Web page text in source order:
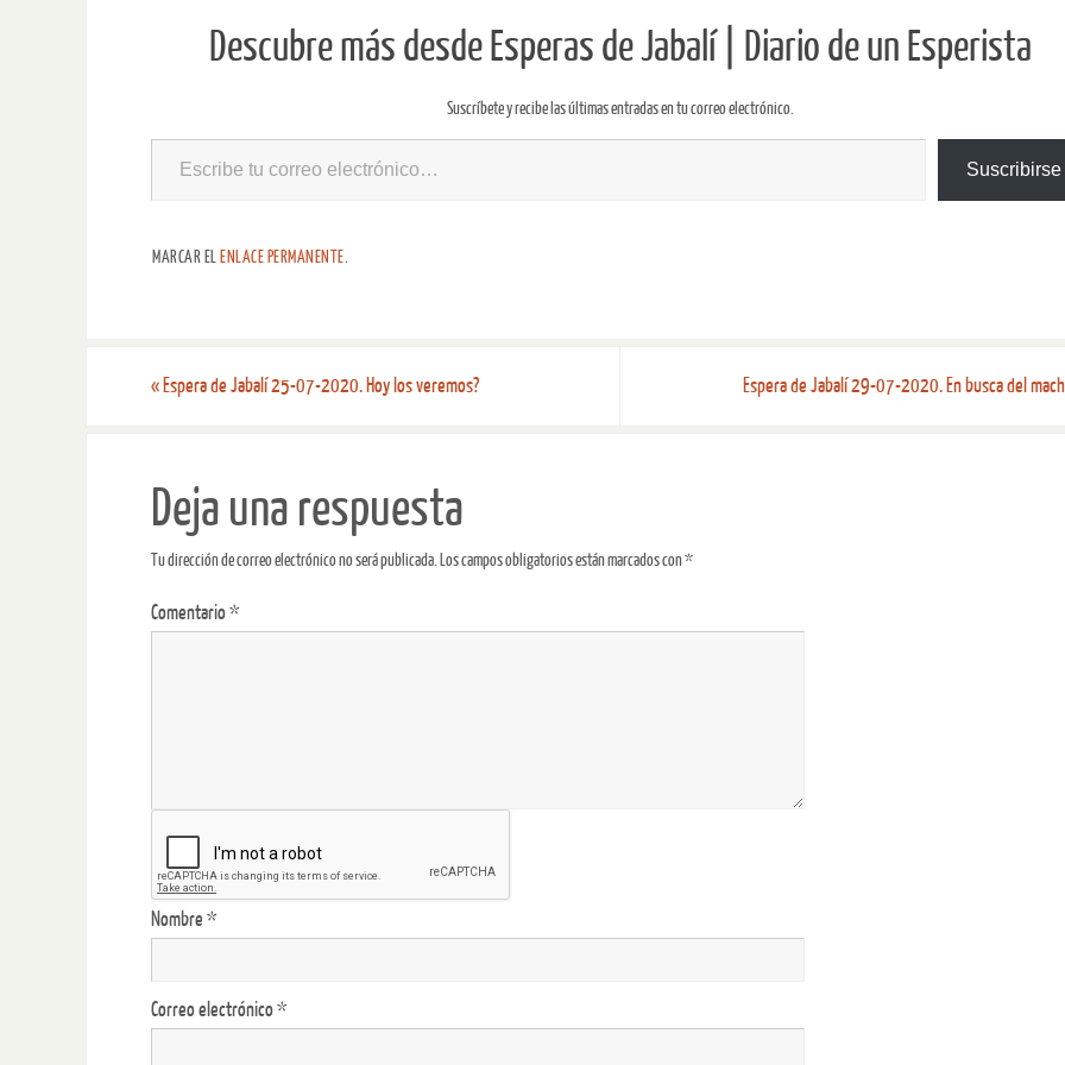
Descubre más desde Esperas de Jabalí | Diario de un Esperista
Suscríbete y recibe las últimas entradas en tu correo electrónico.
Suscribirse
MARCAR EL ENLACE PERMANENTE
« Espera de Jabalí 25-07-2020. Hoy los veremos? Espera de Jabalí 29-07-2020. En busca del
Deja una respuesta
Tu dirección de correo electrónico no será publicada. Los campos obligatorios están marcados con*
Comentario*
Nombre *
Correo electrónico*